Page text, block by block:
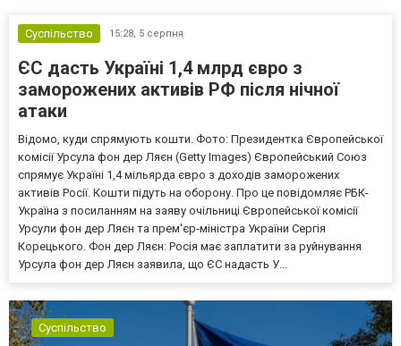
Суспільство 15:28, 5 серпня
ЄС дасть Україні 1,4 млрд євро з
заморожених активів РФ після нічної
атаки
Відомо, куди спрямують кошти. Фото: Президентка Європейської
комісії Урсула фон дер Ляєн (Getty Images) Європейський Союз
спрямує Україні 1,4 мільярда євро з доходів заморожених
активів Росії. Кошти підуть на оборону. Про це повідомляє РБК-
Україна з посиланням на заяву очільниці Європейської комісії
Урсули фон дер Ляєн та прем'єр-міністра України Сергія
Корецького. Фон дер Ляєн: Росія має заплатити за руйнування
Урсула фон дер Ляєн заявила, що ЄС надасть У...
Суспільство